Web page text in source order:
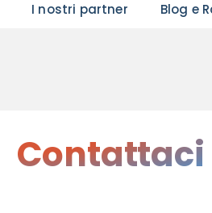
I nostri partner Blog e
Contattaci